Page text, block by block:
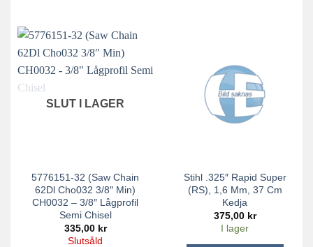
SLUT I LAGER
5776151-32 (Saw Chain
62Dl Cho032 3/8″ Min)
CH0032 – 3/8″ Lågprofil
Semi Chisel
335,00 kr
Slutsåld
Stihl .325″ Rapid Super
(RS), 1,6 Mm, 37 Cm
Kedja
375,00 kr
I lager